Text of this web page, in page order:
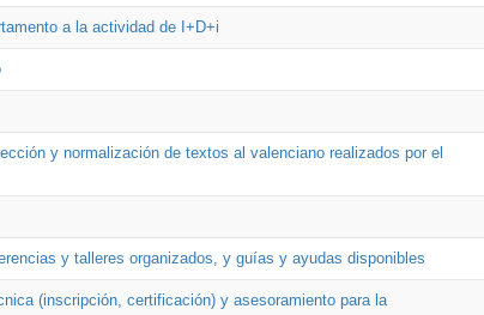
a la actividad de I+D+i
y normalización de textos al valenciano realizados por el
y talleres organizados, y guías y ayudas disponibles
(inscripción, certificación) y asesoramiento para la